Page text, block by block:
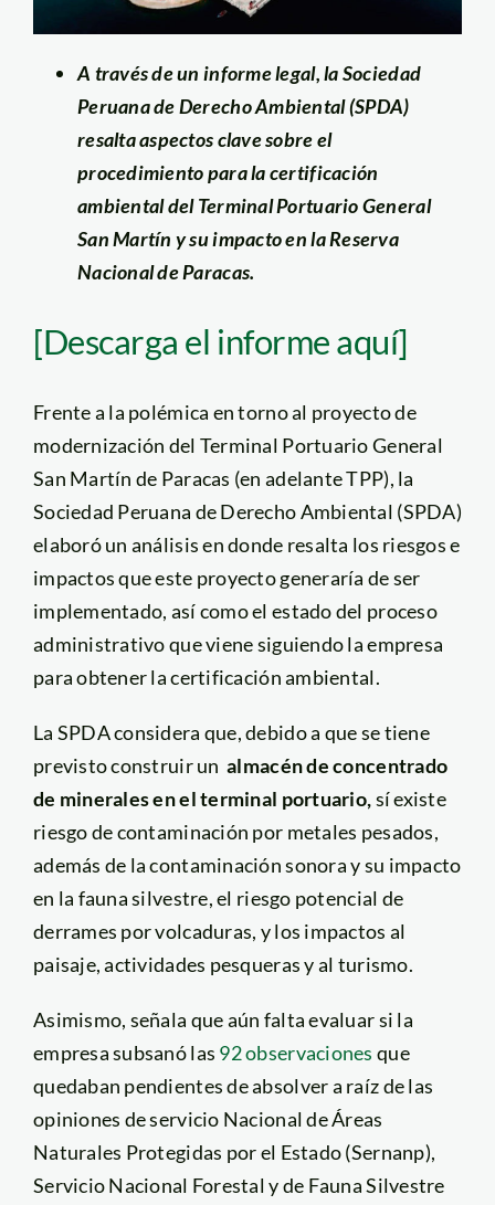
A través de un informelegal, la Sociedad
Peruana de Derecho Ambiental (SPDA)
resalta aspectos clave sobre el
procedimiento para la certificación
ambiental del Terminal Portuario General
San Martín y su impacto en la Reserva
Nacional de Paracas.
[Descarga el informe aquí]
Frente a la polémica en torno al proyecto de
modernización del Terminal Portuario General
San Martín de Paracas (en adelante TPP), la
Sociedad Peruana de Derecho Ambiental (SPDA)
elaboró un análisis en donde resalta los riesgos e
impactos que este proyecto generaría de ser
implementado, así como el estado del proceso
administrativo que viene siguiendo la empresa
para obtener la certificación ambiental.
La SPDA considera que, debido a que se tiene
previsto construir unalmacén de concentrado
de minerales en el terminal portuario,sí existe
riesgo de contaminación por metales pesados,
además de la contaminación sonora y su impacto
en la fauna silvestre, el riesgo potencial de
derrames por volcaduras, y los impactos al
paisaje, actividades pesqueras y al turismo.
Asimismo, señala que aún falta evaluar si la
empresa subsanó las 92 observaciones que
quedaban pendientes de absolver a raíz de las
opiniones de servicio Nacional de Áreas
Naturales Protegidas por el Estado (Sernanp),
Servicio Nacional Forestal y de Fauna Silvestre